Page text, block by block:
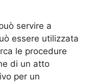
servire a
essere utilizzata
le procedure
di un atto
per un